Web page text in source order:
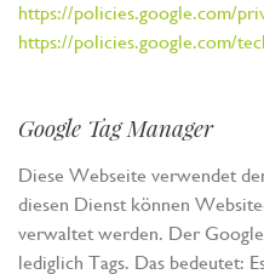
https://policies.google.com/
https://policies.google.com/
Google Tag Manager
Diese Webseite verwendet
diesen Dienst können
verwaltet werden. Der
lediglich Tags. Das bedeutet: